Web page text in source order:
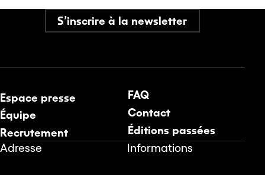
S’inscrire à la newsletter
Espace presse
Équipe
Recrutement
FAQ
Contact
Éditions passées
Adresse Informations